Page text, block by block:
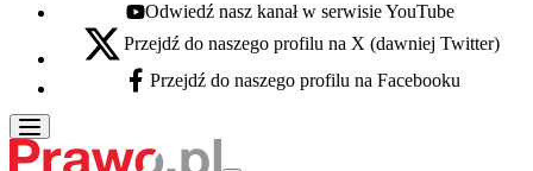
Youtube - otwiera się w nowej karcie
Odwiedź nasz kanał w serwisie YouTube
X - otwiera się w nowej karcie
Przejdź do naszego profilu na X (dawniej Twitter)
Facebook - otwiera się w nowej karcie
Przejdź do naszego profilu na Facebooku